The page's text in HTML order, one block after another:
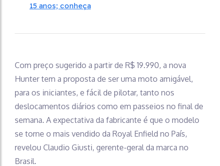
15 anos; conheça
Com preço sugerido a partir de R$ 19.990, a nova
Hunter tem a proposta de ser uma moto amigável,
para os iniciantes, e fácil de pilotar, tanto nos
deslocamentos diários como em passeios no final de
semana. A expectativa da fabricante é que o modelo
se torne o mais vendido da Royal Enfield no País,
revelou Claudio Giusti, gerente-geral da marca no
Brasil.